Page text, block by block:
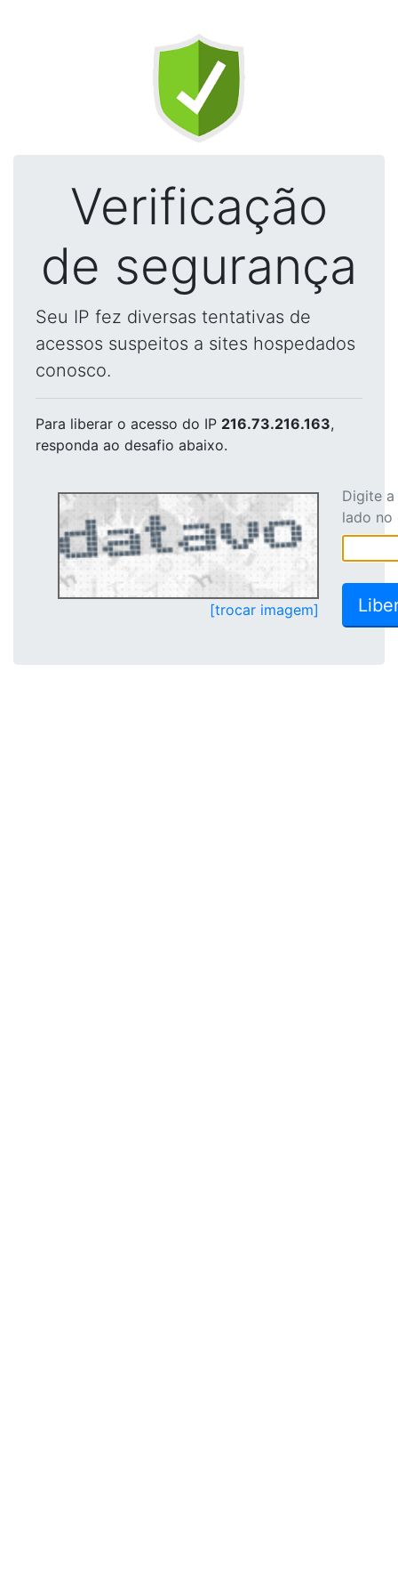
Verificação
de segurança
Seu IP fez diversas tentativas de
acessos suspeitos a sites hospedados
conosco.
Para liberar o acesso do IP 216.73.216.163,
responda ao desafio abaixo.
[trocar imagem]
Digite
lado no